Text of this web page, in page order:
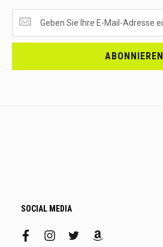
EMPFANGEN?
<br>MELDE
ABONNIEREN
SOCIAL MEDIA
facebookinstagram
twitteramazon